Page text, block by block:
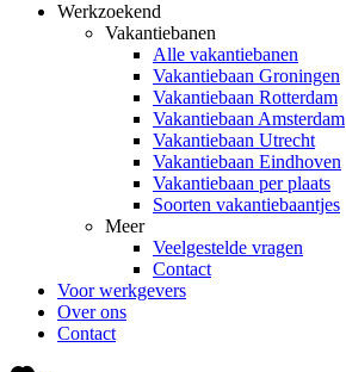
Werkzoekend
Vakantiebanen
Alle vakantiebanen
Vakantiebaan Groningen
Vakantiebaan Rotterdam
Vakantiebaan Amsterdam
Vakantiebaan Utrecht
Vakantiebaan Eindhoven
Vakantiebaan per plaats
Soorten vakantiebaantjes
Meer
Veelgestelde vragen
Contact
Voor werkgevers
Over ons
Contact